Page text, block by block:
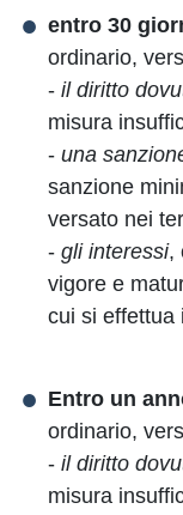
entro 30
ordinario,
- il diritto
misura
- una
sanzione
versato nei
- gli interessi,
vigore e
cui si effettua
Entro un
ordinario,
- il diritto
misura